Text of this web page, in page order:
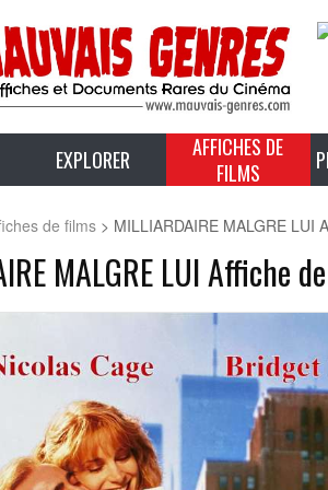
EXPLORER
AFFICHES DE
FILMS
de films > MILLIARDAIRE MALGRE LUI
MALGRE LUI